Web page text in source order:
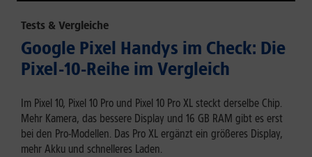
Tests & Vergleiche
Google Pixel Handys im Check: Die
Pixel-10-Reihe im Vergleich
Im Pixel 10, Pixel 10 Pro und Pixel 10 Pro XL steckt derselbe Chip.
Mehr Kamera, das bessere Display und 16 GB RAM gibt es erst
bei den Pro-Modellen. Das Pro XL ergänzt ein größeres Display,
mehr Akku und schnelleres Laden.